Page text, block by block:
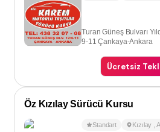
Turan Güneş Bulvarı
9-11 Çankaya-Ankara
Ücretsiz
Öz Kızılay Sürücü Kursu
Standart Kızılay ,